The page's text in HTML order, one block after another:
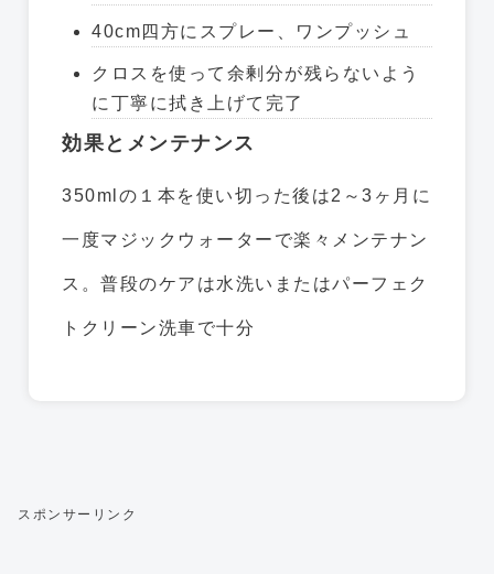
40cm四方にスプレー、ワンプッシュ
クロスを使って余剰分が残らないよう
に丁寧に拭き上げて完了
効果とメンテナンス
350mlの１本を使い切った後は2～3ヶ月に
一度マジックウォーターで楽々メンテナン
ス。普段のケアは水洗いまたはパーフェク
トクリーン洗車で十分
スポンサーリンク